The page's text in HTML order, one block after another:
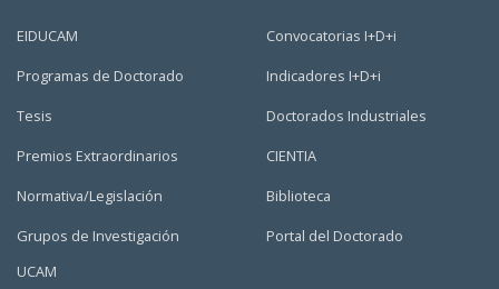
EIDUCAM
Programas de Doctorado
Tesis
Premios Extraordinarios
Normativa/Legislación
Grupos de Investigación
Convocatorias I+D+i
Indicadores I+D+i
Doctorados Industriales
CIENTIA
Biblioteca
Portal del Doctorado
UCAM